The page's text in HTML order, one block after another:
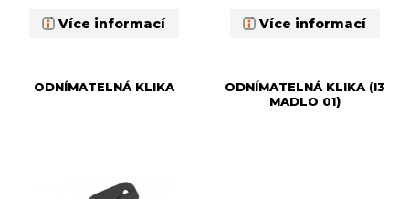
Více informací Více informací
ODNÍMATELNÁ KLIKA
ODNÍMATELNÁ KLIKA (I3
MADLO 01)